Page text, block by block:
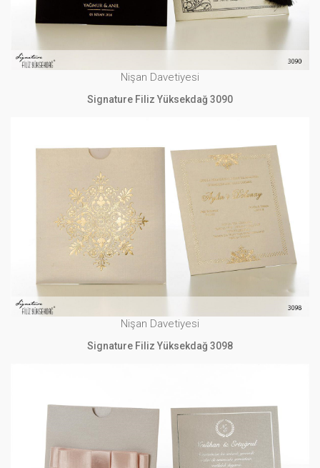
Nişan Davetiyesi
Signature Filiz Yüksekdağ 3090
Nişan Davetiyesi
Signature Filiz Yüksekdağ 3098
İNCELE
Nişan Davetiyesi
Signature Filiz Yüksekdağ 3098
Nişan Davetiyesi
Signature Filiz Yüksekdağ 3102